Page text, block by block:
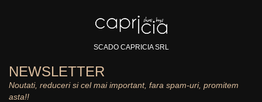
SCADO CAPRICIA SRL
NEWSLETTER
Noutati, reduceri si cel mai important, fara spam-uri, promitem
asta!!